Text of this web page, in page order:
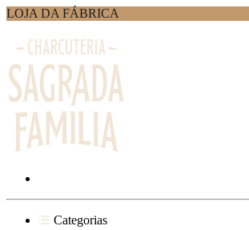
LOJA DA FÁBRICA
Categorias